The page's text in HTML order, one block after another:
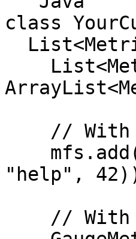
class
"help",